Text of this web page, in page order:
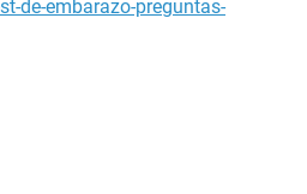
de-embarazo-preguntas-